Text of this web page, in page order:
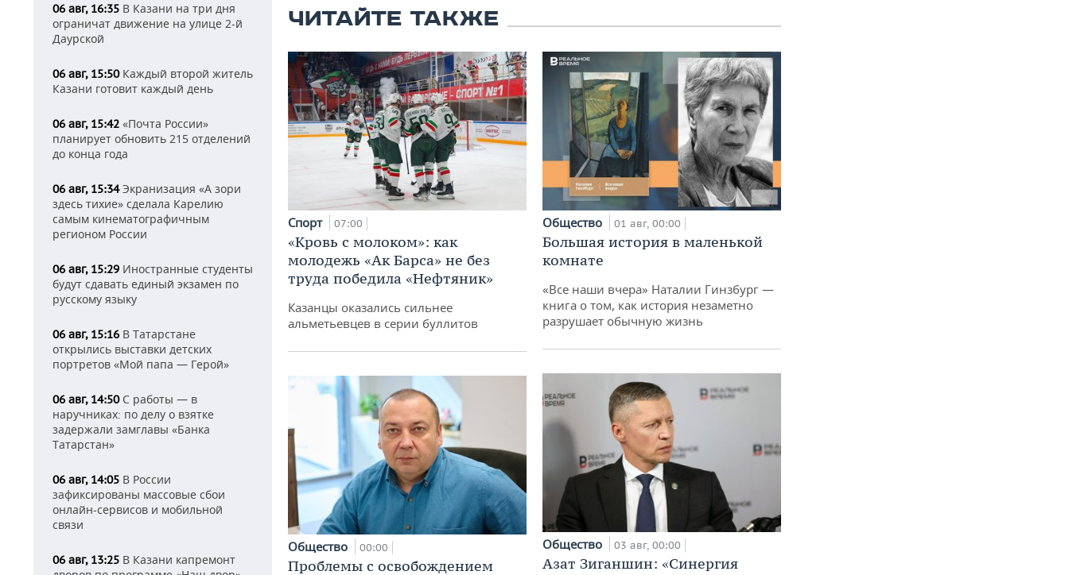
06 авг, 16:35 В Казани на три дня
ограничат движение на улице 2-й
Даурской
06 авг, 15:50Каждый второй житель
Казани готовит каждый день
06 авг, 15:42 «Почта России»
планирует обновить 215 отделений
до конца года
06 авг, 15:34Экранизация «А зори
здесь тихие» сделала Карелию
самым кинематографичным
регионом России
06 авг, 15:29 Иностранные студенты
будут сдавать единый экзамен по
русскому языку
06 авг, 15:16 В Татарстане
открылись выставки детских
портретов «Мой папа — Герой»
06 авг, 14:50С работы — в
наручниках: по делу о взятке
задержали замглавы «Банка
Татарстан»
06 авг, 14:05 В России
зафиксированы массовые сбои
онлайн-сервисов и мобильной
связи
06 авг, 13:25 В Казани капремонт
ЧИТАЙТЕ ТАКЖЕ
Спорт 07:00
«Кровь с молоком»: как
молодежь «Ак Барса» не без
труда победила «Нефтяник»
Казанцы оказались сильнее
альметьевцев в серии буллитов
Общество 00:00
Проблемы с освобождением
Общество 01 авг, 00:00
Большая история в маленькой
комнате
«Все наши вчера» Наталии Гинзбург —
книга о том, как история незаметно
разрушает обычную жизнь
Общество 03 авг, 00:00
Азат Зиганшин: «Синергия